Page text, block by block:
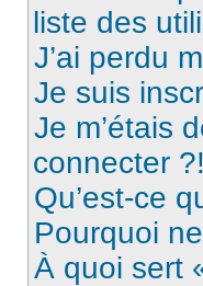
liste des
J’ai perdu
Je suis
Je m’étais
connecter ?!
Qu’est-ce
Pourquoi
À quoi sert